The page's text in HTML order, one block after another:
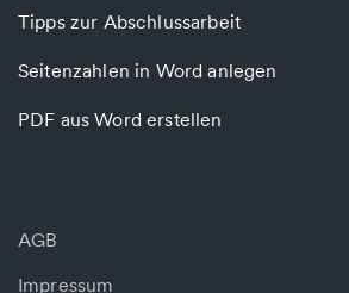
Tipps zur Abschlussarbeit
Seitenzahlen in Word anlegen
PDF aus Word erstellen
AGB
Impressum